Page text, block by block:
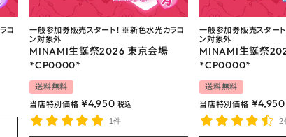
コ
一般参加券販売スタート！ ※新色水光カラコ
ン対象外
MINAMI生誕祭2026 東京会場
*CP0000*
送料無料
当店特別価格 ¥4,950 税込
1件
一般参加券販売スター
ン対象外
MINAMI生誕祭
*CP0000*
送料無料
当店特別価格 ¥4,950
2